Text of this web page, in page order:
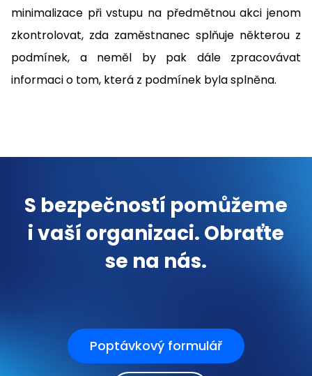
minimalizace při vstupu na předmětnou akci jenom
zkontrolovat, zda zaměstnanec splňuje některou z
podmínek, a neměl by pak dále zpracovávat
informaci o tom, která z podmínek byla splněna.
S bezpečností pomůžeme
i vaší organizaci. Obraťte
se na nás.
Poptávkový formulář